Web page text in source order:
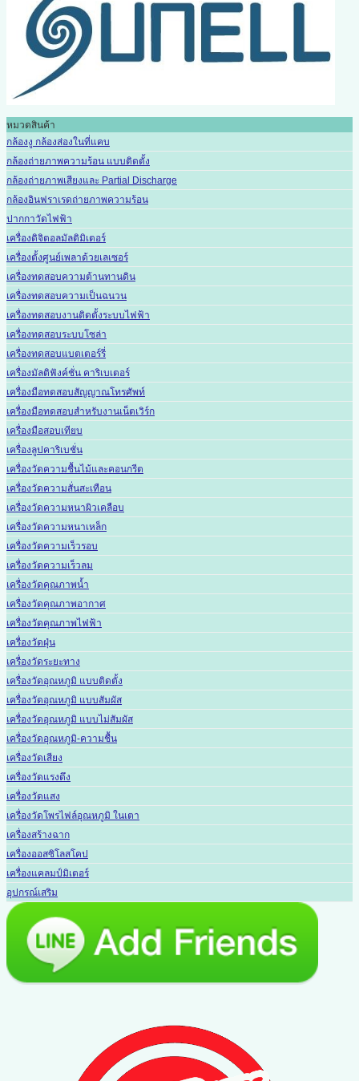
หมวดสินค้า
กล้องงู กล้องส่องในที่แคบ
กล้องถ่ายภาพความร้อน แบบติดตั้ง
กล้องถ่ายภาพเสียงและ Partial Discharge
กล้องอินฟราเรดถ่ายภาพความร้อน
ปากกาวัดไฟฟ้า
เครื่องดิจิตอลมัลติมิเตอร์
เครื่องตั้งศูนย์เพลาด้วยเลเซอร์
เครื่องทดสอบความต้านทานดิน
เครื่องทดสอบความเป็นฉนวน
เครื่องทดสอบงานติดตั้งระบบไฟฟ้า
เครื่องทดสอบระบบโซล่า
เครื่องทดสอบแบตเตอร์รี่
เครื่องมัลติฟังค์ชั่น คาริเบเตอร์
เครื่องมือทดสอบสัญญาณโทรศัพท์
เครื่องมือทดสอบสำหรับงานเน็ตเวิร์ก
เครื่องมือสอบเทียบ
เครื่องลูปคาริเบชั่น
เครื่องวัดความชื้นไม้และคอนกรีต
เครื่องวัดความสั่นสะเทือน
เครื่องวัดความหนาผิวเคลือบ
เครื่องวัดความหนาเหล็ก
เครื่องวัดความเร็วรอบ
เครื่องวัดความเร็วลม
เครื่องวัดคุณภาพน้ำ
เครื่องวัดคุณภาพอากาศ
เครื่องวัดคุณภาพไฟฟ้า
เครื่องวัดฝุ่น
เครื่องวัดระยะทาง
เครื่องวัดอุณหภูมิ แบบติดตั้ง
เครื่องวัดอุณหภูมิ แบบสัมผัส
เครื่องวัดอุณหภูมิ แบบไม่สัมผัส
เครื่องวัดอุณหภูมิ-ความชื้น
เครื่องวัดเสียง
เครื่องวัดแรงดึง
เครื่องวัดแสง
เครื่องวัดโพรไฟล์อุณหภูมิ ในเตา
เครื่องสร้างฉาก
เครื่องออสซิโลสโคป
เครื่องแคลมป์มิเตอร์
อุปกรณ์เสริม